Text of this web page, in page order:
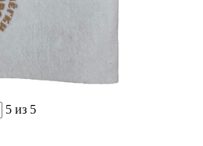
5 из 5